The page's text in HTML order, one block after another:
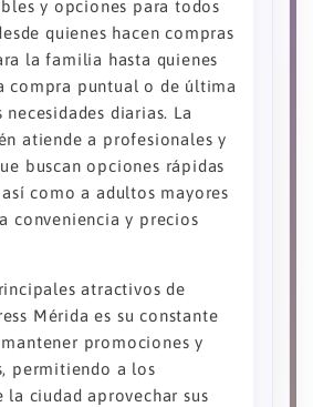
y opciones para todos
quienes hacen compras
la familia hasta quienes
compra puntual o de última
necesidades diarias. La
atiende a profesionales y
buscan opciones rápidas
como a adultos mayores
conveniencia y precios
atractivos de
Mérida es su constante
promociones y
permitiendo a los
la ciudad aprovechar sus